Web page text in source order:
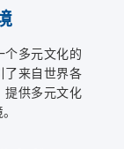
个多元文化的
了来自世界各
提供多元文化